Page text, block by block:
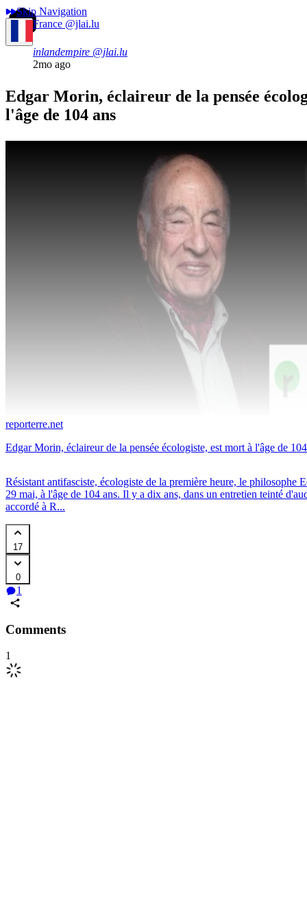
Skip Navigation
France @jlai.lu
inlandempire @jlai.lu
2mo ago
Edgar Morin, éclaireur de la pensée
l'âge de 104 ans
reporterre.net
Edgar Morin, éclaireur de la pensée écologiste, est mort à l'âge de
Résistant antifasciste, écologiste de la première heure, le philosophe
29 mai, à l'âge de 104 ans. Il y a dix ans, dans un entretien teinté
accordé à R...
17
0
1
Comments
1